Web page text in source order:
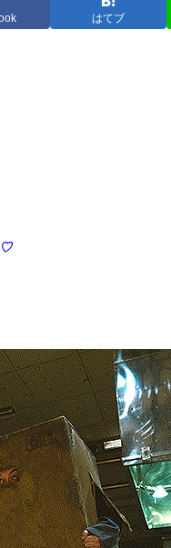
はてブ